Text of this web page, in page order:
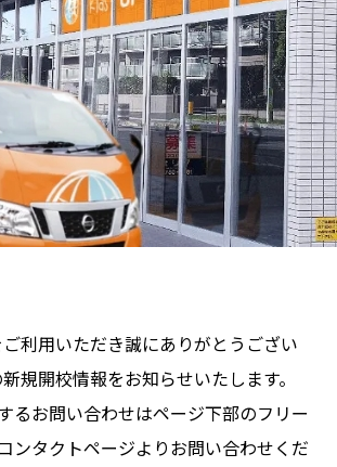
利用いただき誠にありがとうござい
規開校情報をお知らせいたします。
るお問い合わせはページ下部のフリー
ンタクトページよりお問い合わせくだ